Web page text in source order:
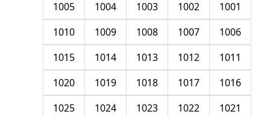
1001
1002
1003
1004
1005
1006
1007
1008
1009
1010
1011
1012
1013
1014
1015
1016
1017
1018
1019
1020
1021
1022
1023
1024
1025